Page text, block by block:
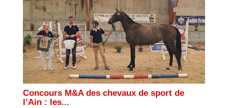
Concours M&A des chevaux de sport de
l’Ain : les...